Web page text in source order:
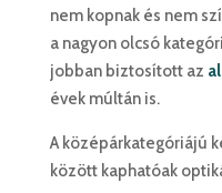
nem kopnak és nem
a nagyon olcsó
jobban biztosított az
évek múltán is.
A középárkategóriájú
között kaphatóak